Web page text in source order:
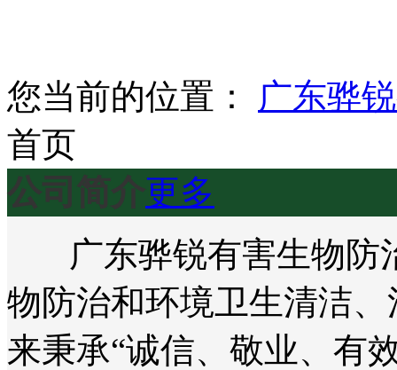
您当前的位置：
广东骅
首页
公司简介更多
广东骅锐有害生物防
物防治和环境卫生清洁
来秉承“诚信、敬业、有